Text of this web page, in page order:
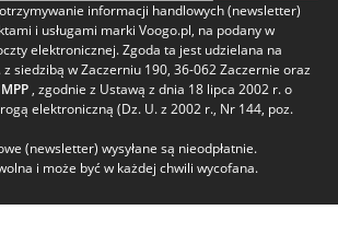
informacji handlowych (newsletter)
i usługami marki Voogo.pl, na podany w
elektronicznej. Zgoda ta jest udzielana na
z siedzibą w Zaczerniu 190, 36-062 Zaczernie oraz
, zgodnie z Ustawą z dnia 18 lipca 2002 r. o
elektroniczną (Dz. U. z 2002 r., Nr 144, poz.
(newsletter) wysyłane są nieodpłatnie.
i może być w każdej chwili wycofana.